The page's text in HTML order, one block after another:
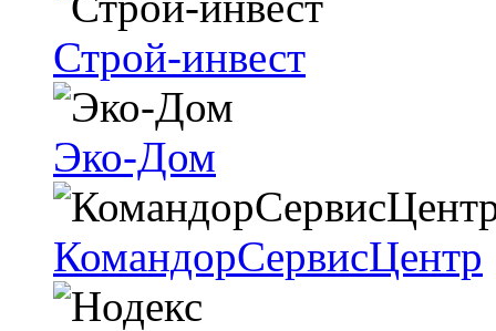
Строй-инвест
Эко-Дом
КомандорСервисЦентр